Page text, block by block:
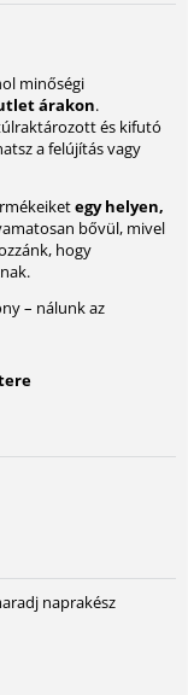
minőségi
árakon.
és kifutó
a felújítás vagy
egy helyen,
bővül, mivel
hogy
– nálunk az
naprakész